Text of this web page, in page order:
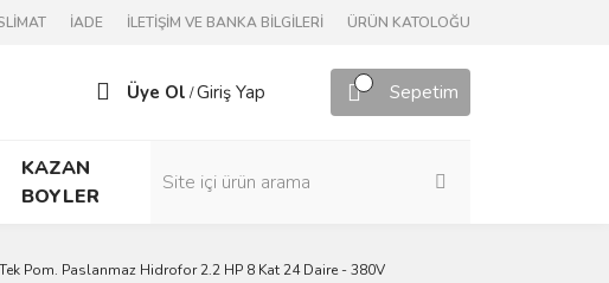
İADE İLETİŞİM VE BANKA BİLGİLERİ ÜRÜN KATOLOĞU
Üye Ol /Giriş Yap Sepetim
KAZAN
BOYLER
Pom. Paslanmaz Hidrofor 2.2 HP 8 Kat 24 Daire - 380V